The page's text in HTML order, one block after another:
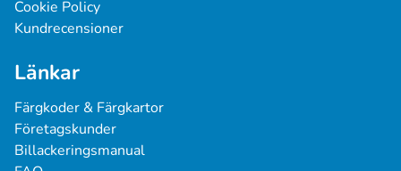
Cookie Policy
Kundrecensioner
Länkar
Färgkoder & Färgkartor
Företagskunder
Billackeringsmanual